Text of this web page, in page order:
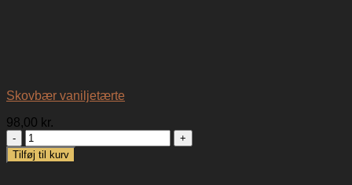
Skovbær vaniljetærte
98,00 kr.
Skovbær
vaniljetærte
antal
Tilføj til kurv